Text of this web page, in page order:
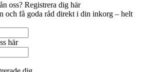
oss? Registrera dig här
och få goda råd direkt i din inkorg – helt
här